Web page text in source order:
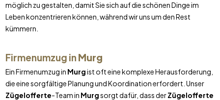
möglich zu gestalten, damit Sie sich auf die schönen Dinge im
Leben konzentrieren können, während wir uns um den Rest
kümmern.
Firmenumzug in Murg
Ein Firmenumzug in Murgist oft eine komplexe Herausforderung,
die eine sorgfältige Planung und Koordination erfordert. Unser
Zügelofferte-Team in Murgsorgt dafür, dass derZügelofferte